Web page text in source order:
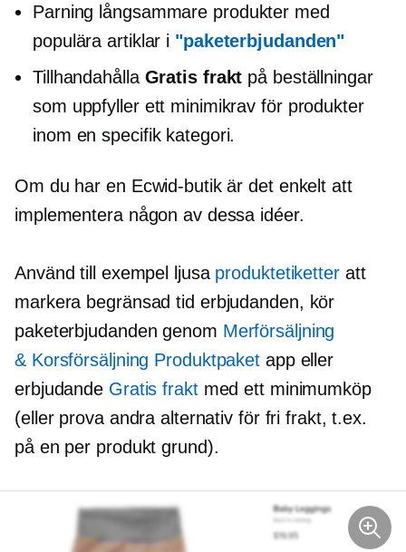
Parning långsammare produkter med
populära artiklar i "paketerbjudanden"
Tillhandahålla Gratis frakt på beställningar
som uppfyller ett minimikrav för produkter
inom en specifik kategori.
Om du har en Ecwid-butik är det enkelt att
implementera någon av dessa idéer.
Använd till exempel ljusa produktetiketteratt
markera begränsad tid erbjudanden, kör
paketerbjudanden genom Merförsäljning
& Korsförsäljning Produktpaket app eller
erbjudande Gratis fraktmed ett minimumköp
(eller prova andra alternativ för fri frakt, t.ex.
på en per produkt grund).